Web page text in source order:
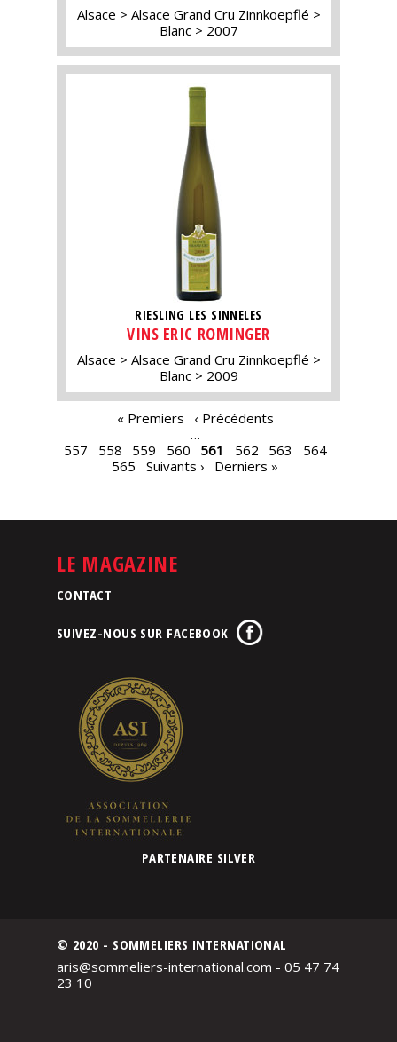
Alsace
Alsace Grand Cru Zinnkoepflé
Blanc
2007
RIESLING LES SINNELES
VINS ERIC ROMINGER
Alsace
Alsace Grand Cru Zinnkoepflé
Blanc
2009
« Premiers
‹ Précédents
…
557
558 559 560 561 562 563
564
565
Suivants › Derniers »
LE MAGAZINE
CONTACT
SUIVEZ-NOUS SUR FACEBOOK
PARTENAIRE SILVER
© 2020 - SOMMELIERS INTERNATIONAL
aris@sommeliers-international.com - 05 47 74
23 10